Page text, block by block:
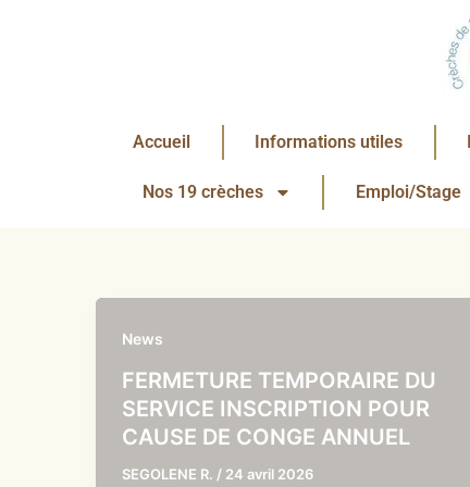
Accueil Informations utiles
Nos 19 crèches Emploi/Stage
News
FERMETURE TEMPORAIRE DU
SERVICE INSCRIPTION POUR
CAUSE DE CONGE ANNUEL
SEGOLENE R. / 24 avril 2026